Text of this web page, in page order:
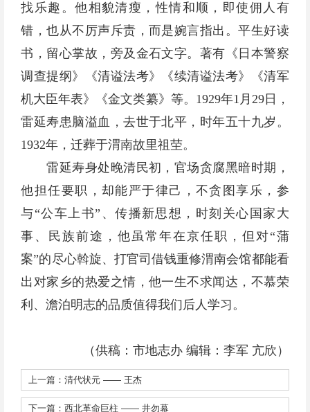
找乐趣。他相貌清瘦，性情和顺，即使佣人有
错，也从不厉声斥责，而是婉言指出。平生好读
书，留心掌故，旁及金石文字。著有《日本警察
调查提纲》《清谥法考》《续清谥法考》《清军
机大臣年表》《金文类纂》等。1929年1月29日，
雷延寿患脑溢血，去世于北平，时年五十九岁。
1932年，迁葬于渭南故里祖茔。
雷延寿身处晚清民初，官场贪腐黑暗时期，
他担任要职，却能严于律己，不贪图享乐，参
与“公车上书”、传播新思想，时刻关心国家大
事、民族前途，他虽常年在京任职，但对“蒲
案”的尽心斡旋、打官司借钱重修渭南会馆都能看
出对家乡的热爱之情，他一生不求闻达，不慕荣
利、澹泊明志的品质值得我们后人学习。
（供稿：市地志办 编辑：李军 亢欣）
上一篇：清代状元 —— 王杰
下一篇：西北革命巨柱 —— 井勿幕